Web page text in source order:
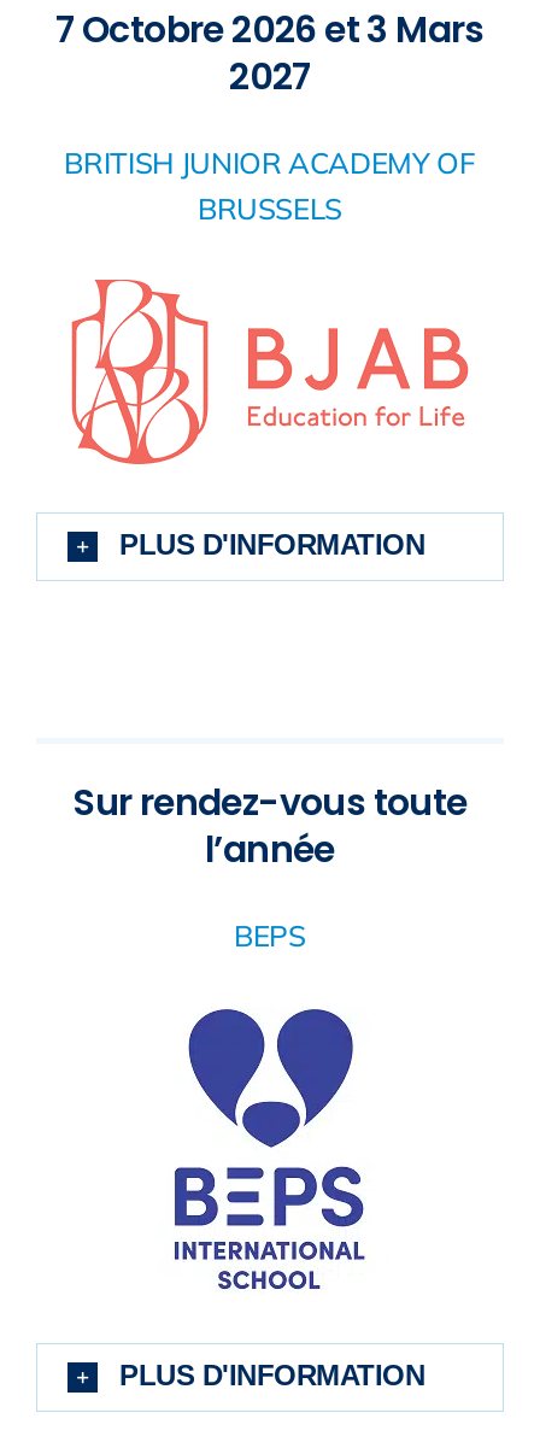
7 Octobre 2026 et 3 Mars
2027
BRITISH JUNIOR ACADEMY OF
BRUSSELS
PLUS D'INFORMATION
Sur rendez-vous toute
l’année
BEPS
PLUS D'INFORMATION